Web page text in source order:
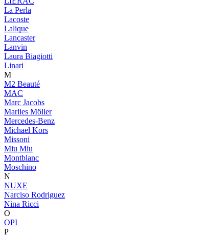
La Perla
Lacoste
Lalique
Lancaster
Lanvin
Laura Biagiotti
Linari
M
M2 Beauté
MAC
Marc Jacobs
Marlies Möller
Mercedes-Benz
Michael Kors
Missoni
Miu Miu
Montblanc
Moschino
N
NUXE
Narciso Rodriguez
Nina Ricci
O
OPI
P